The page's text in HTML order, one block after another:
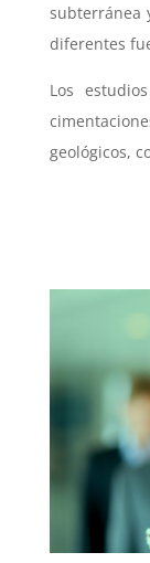
subterránea
diferentes
Los
geológicos,